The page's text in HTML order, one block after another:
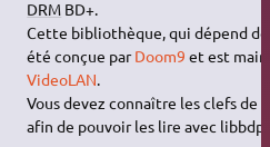
DRM BD+.
Cette bibliothèque, qui dépend de
été conçue parDoom9 et est
VideoLAN.
Vous devez connaître les clefs de
afin de pouvoir les lire avec